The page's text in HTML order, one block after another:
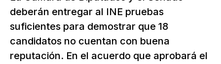
deberán entregar al INE pruebas
suficientes para demostrar que 18
candidatos no cuentan con buena
reputación. En el acuerdo que aprobará el